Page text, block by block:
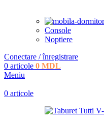
Console
Noptiere
Conectare / înregistrare
0 articole 0 MDL
Meniu
0 articole